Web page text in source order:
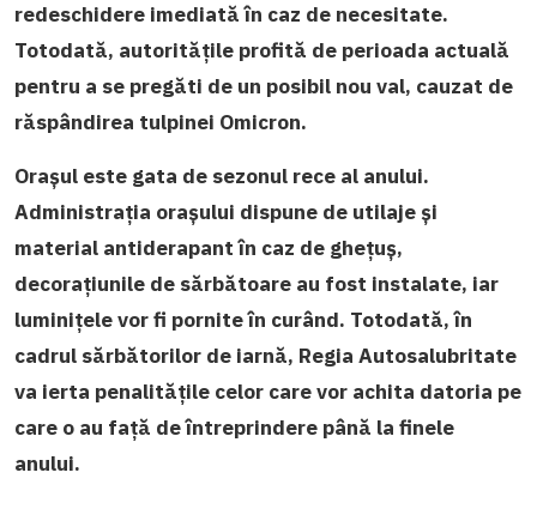
redeschidere imediată în caz de necesitate.
Totodată, autoritățile profită de perioada actuală
pentru a se pregăti de un posibil nou val, cauzat de
răspândirea tulpinei Omicron.
Orașul este gata de sezonul rece al anului.
Administrația orașului dispune de utilaje și
material antiderapant în caz de ghețuș,
decorațiunile de sărbătoare au fost instalate, iar
luminițele vor fi pornite în curând. Totodată, în
cadrul sărbătorilor de iarnă, Regia Autosalubritate
va ierta penalitățile celor care vor achita datoria pe
care o au față de întreprindere până la finele
anului.